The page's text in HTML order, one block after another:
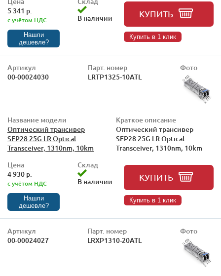
5 341 р.
с учётом НДС
Нашли
дешевле?
В наличии
КУПИТЬ
Купить в 1 клик
Артикул
00-00024030
Парт. номер
LRTP1325-10ATL
Фото
Название модели
Оптический трансивер
SFP28 25G LR Optical
Transceiver, 1310nm, 10km
Краткое описание
Оптический трансивер
SFP28 25G LR Optical
Transceiver, 1310nm, 10km
Цена
4 930 р.
с учётом НДС
Нашли
дешевле?
Склад
В наличии
КУПИТЬ
Купить в 1 клик
Артикул
00-00024027
Парт. номер
LRXP1310-20ATL
Фото